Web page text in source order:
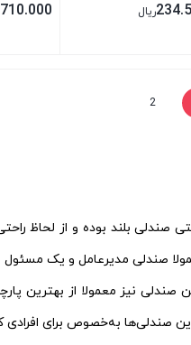
ریال
2
بلند بوده و از لحاظ
صندلی مدیرعامل و یک مسئول
نیز معمولا از بهترین‌
صندلی‌ها به‌خصوص برای افرادی